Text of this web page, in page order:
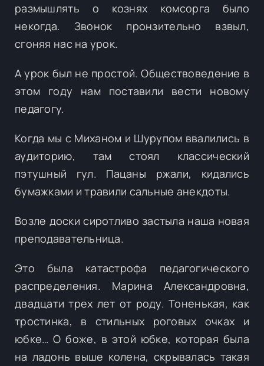
размышлять о кознях комсорга было
некогда. Звонок пронзительно взвыл,
сгоняя нас на урок.
А урок был не простой. Обществоведение в
этом году нам поставили вести новому
педагогу.
Когда мы с Миханом и Шурупом ввалились в
аудиторию, там стоял классический
пэтушный гул. Пацаны ржали, кидались
бумажками и травили сальные анекдоты.
Возле доски сиротливо застыла наша новая
преподавательница.
Это была катастрофа педагогического
распределения. Марина Александровна,
двадцати трех лет от роду. Тоненькая, как
тростинка, в стильных роговых очках и
юбке… О боже, в этой юбке, которая была
на ладонь выше колена, скрывалась такая